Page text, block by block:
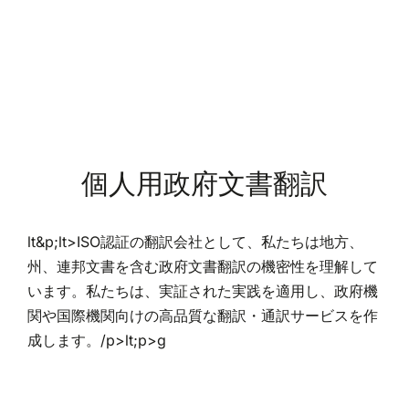
個人用政府文書翻訳
lt&p;lt>ISO認証の翻訳会社として、私たちは地方、
州、連邦文書を含む政府文書翻訳の機密性を理解して
います。私たちは、実証された実践を適用し、政府機
関や国際機関向けの高品質な翻訳・通訳サービスを作
成します。/p>lt;p>g